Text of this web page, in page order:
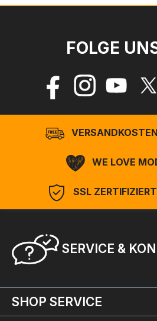
FOLGE
WE LOVE
SSL
SERVICE &
SHOP SERVICE